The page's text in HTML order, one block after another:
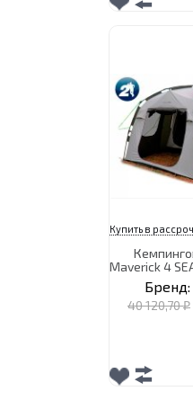
Купить в
Maverick 4
Бренд:
40 120,70₽